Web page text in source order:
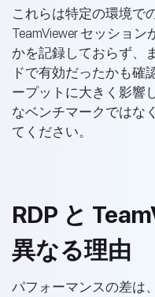
これらは特定の環境で
TeamViewer セッショ
かを記録しておらず、
ドで有効だったかも確
ープットに大きく影響
なベンチマークではな
てください。
RDP と
異なる理由
パフォーマンスの差は